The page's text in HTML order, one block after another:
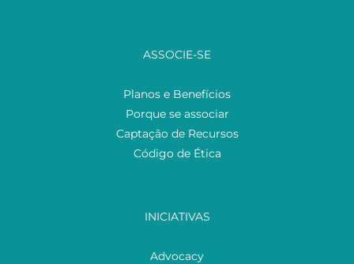
ASSOCIE-SE
Planos e Benefícios
Porque se associar
Captação de Recursos
Código de Ética
INICIATIVAS
Advocacy